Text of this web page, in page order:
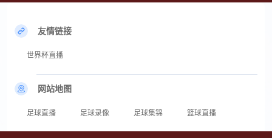
友情链接
世界杯直播
网站地图
足球直播 足球录像 足球集锦 篮球直播